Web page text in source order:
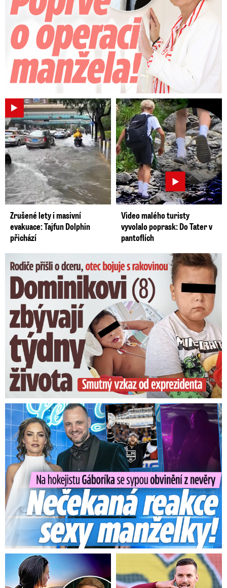
Zrušené lety i masivní
evakuace: Tajfun Dolphin
přichází
Video malého turisty
vyvolalo poprask: Do Tater v
pantoflích
Dominikovi (8) zbývají týdny života: Vzkaz od exprezidenta
Na Gáboríka se sypou obvinění z nevěry: Reakce manželky!